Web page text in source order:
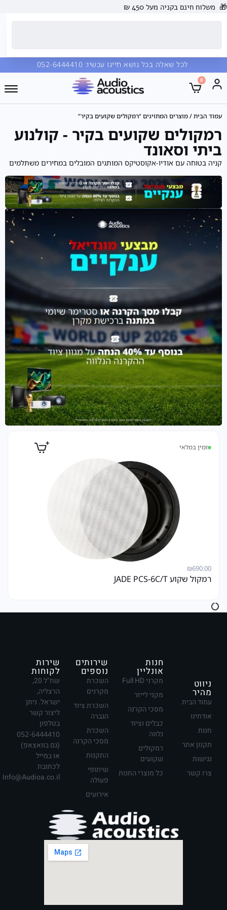
🎁 משלוח חינם בקניה מעל 450 ₪
לכל שאלה בכל נושא חייגו עכשיו:
0
עמוד הבית/ מוצרים המתויגים “רמקולים שקועים בקיר”
רמקולים שקועים בקיר - קולנוע
ביתי וסאונד
קניה בטוחה עם אודיו-אקוסטיקס המותגים המובלים במחירים משתלמים
זמין במלאי
₪690.00
רמקול שקוע JADE PCS-6C/T
ניווט
מהיר
עמוד הבית
אודתינו
חנות
תקנון אתר
נגישות
צרו קשר
חנות
אונליין
מקרני Full HD
מקני לייזר
מסכי הקרנה
כבלים וציוד
נלווה
רמקולים
שקועים
כל מוצרי החנות
שירותים
נוספים
השכרת
מקרנים
השכרת ציוד
הגברה
השכרת
מסכי הקרנה
התקנות
שיתופי
פעולה
אירועים
שירות
לקוחות
שח"ל 20,
הרצליה,
ישראל. ניתן
ליצור קשר
בטלפון
052-6444410
(גם בוואצאפ)
או במייל
לכתובת
Info@Audioa.co.il